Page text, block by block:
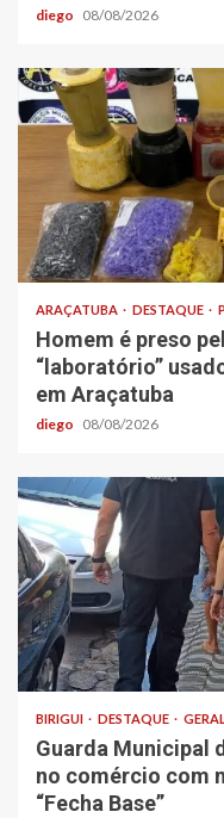
diego 08/08/2026
ARAÇATUBA DESTAQUE
Homem é preso
“laboratório”
em Araçatuba
diego 08/08/2026
BIRIGUI DESTAQUE GERAL
Guarda Municipal
no comércio com
“Fecha Base”